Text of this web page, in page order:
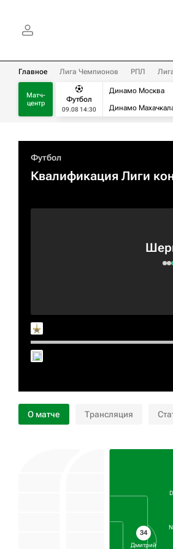
Главное Лига Чемпионов РПЛ
Матч-
центр
Футбол
09.08 14:30
Динамо Москва
Динамо
Футбол
Квалификация Лиги
О матче Трансляция
34
Дмитрий